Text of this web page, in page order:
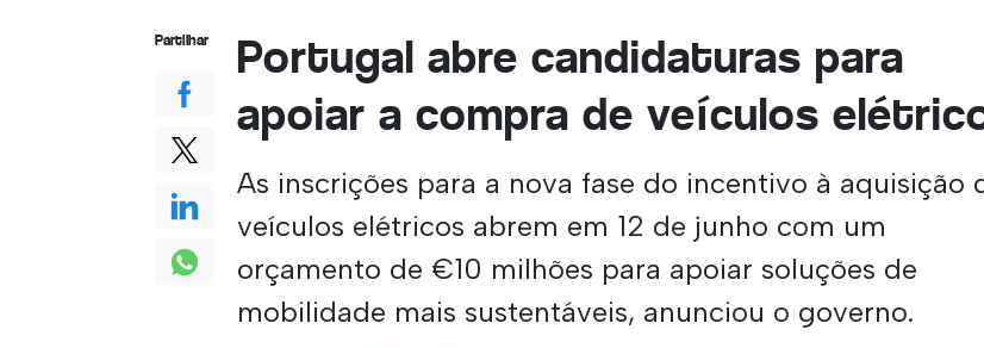
Portugal abre candidaturas para
apoiar a compra de veículos
As inscrições para a nova fase do incentivo à aquisição
veículos elétricos abrem em 12 de junho com um
orçamento de €10 milhões para apoiar soluções de
mobilidade mais sustentáveis, anunciou o governo.
Partilhar